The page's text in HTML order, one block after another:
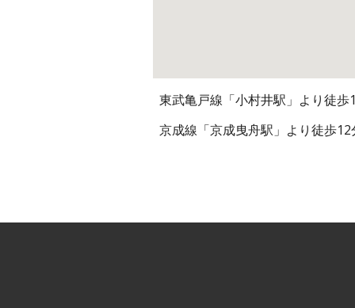
東武亀戸線「小村井駅」より徒歩
京成線「京成曳舟駅」より徒歩12